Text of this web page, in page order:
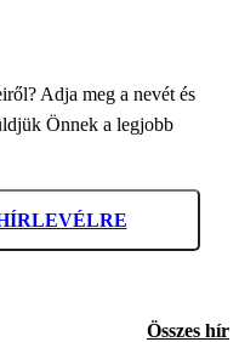
Adja meg a nevét és
Önnek a legjobb
Összes hír